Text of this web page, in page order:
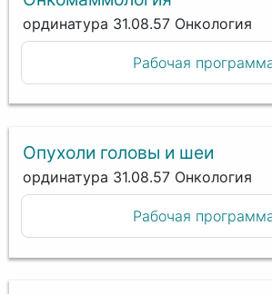
ординатура 31.08.57 Онкология
Рабочая
Опухоли головы и шеи
ординатура 31.08.57 Онкология
Рабочая